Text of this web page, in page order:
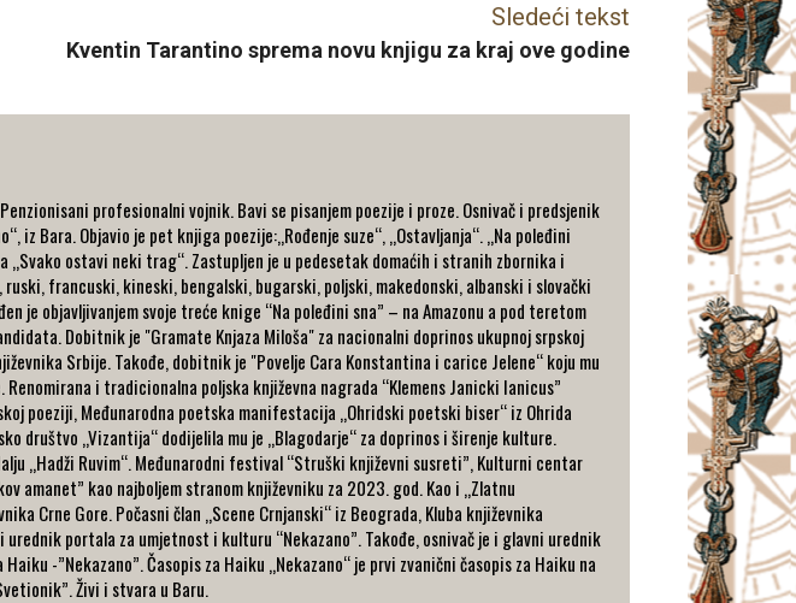
Sledeći tekst
Kventin Tarantino sprema novu knjigu za kraj ove godine
Penzionisani profesionalni vojnik. Bavi se pisanjem poezije i proze. Osnivač i predsjenik
iz Bara. Objavio je pet knjiga poezije:„Rođenje suze“, „Ostavljanja“. „Na poleđini
„Svako ostavi neki trag“. Zastupljen je u pedesetak domaćih i stranih zbornika i
francuski, kineski, bengalski, bugarski, poljski, makedonski, albanski i slovački
je objavljivanjem svoje treće knige “Na poleđini sna” – na Amazonu a pod teretom
Dobitnik je "Gramate Knjaza Miloša" za nacionalni doprinos ukupnoj srpskoj
Srbije. Takođe, dobitnik je "Povelje Cara Konstantina i carice Jelene“ koju mu
i tradicionalna poljska književna nagrada “Klemens Janicki Ianicus”
poeziji, Međunarodna poetska manifestacija „Ohridski poetski biser“ iz Ohrida
društvo „Vizantija“ dodijelila mu je „Blagodarje“ za doprinos i širenje kulture.
„Hadži Ruvim“. Međunarodni festival “Struški književni susreti”, Kulturni centar
amanet” kao najboljem stranom književniku za 2023. god. Kao i „Zlatnu
Crne Gore. Počasni član „Scene Crnjanski“ iz Beograda, Kluba književnika
portala za umjetnost i kulturu “Nekazano”. Takođe, osnivač je i glavni urednik
-”Nekazano”. Časopis za Haiku „Nekazano“ je prvi zvanični časopis za Haiku na
Živi i stvara u Baru.